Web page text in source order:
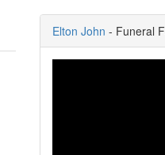
Elton John - Funeral